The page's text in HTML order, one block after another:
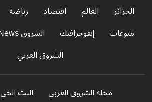
الجزائر العالم اقتصاد رياضة
منوعات
إنفوجرافيك الشروق News
الشروق العربي
مجلة الشروق العربي البث الحي